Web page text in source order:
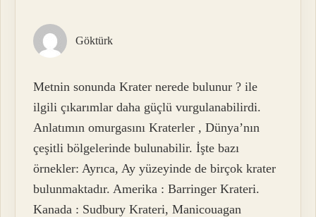
Göktürk
Metnin sonunda Krater nerede bulunur ? ile
ilgili çıkarımlar daha güçlü vurgulanabilirdi.
Anlatımın omurgasını Kraterler , Dünya’nın
çeşitli bölgelerinde bulunabilir. İşte bazı
örnekler: Ayrıca, Ay yüzeyinde de birçok krater
bulunmaktadır. Amerika : Barringer Krateri.
Kanada : Sudbury Krateri, Manicouagan